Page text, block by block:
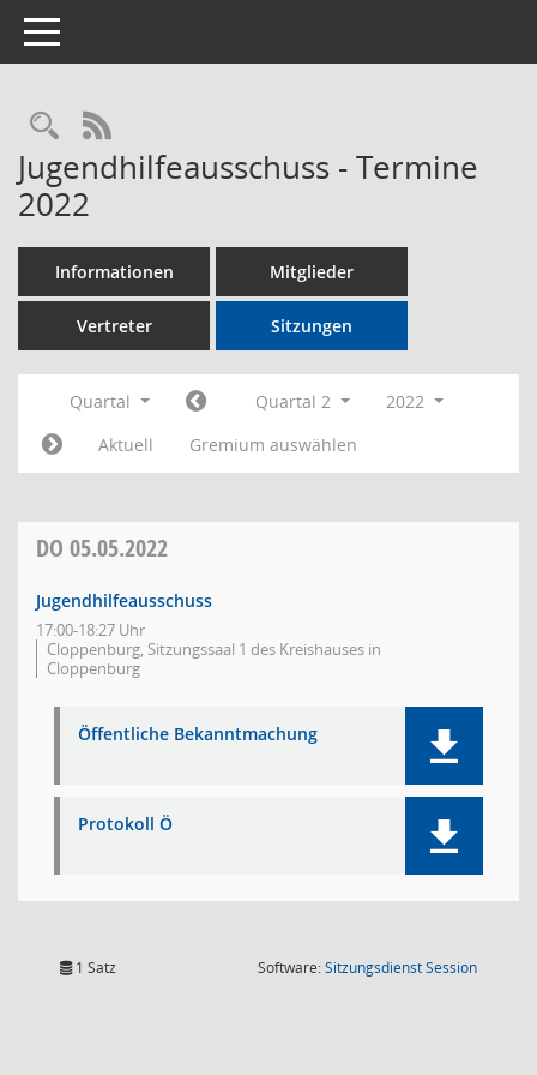
Toggle navigation
Rechercheauswahl
RSS-Feed
Jugendhilfeausschuss - Termine
2022
Informationen Mitglieder
Vertreter Sitzungen
Quartal Quartal 2
2022
Aktuell
Gremium auswählen
DO 05.05.2022
Jugendhilfeausschuss
17:00-18:27 Uhr
Cloppenburg, Sitzungssaal 1 des Kreishauses in
Cloppenburg
Öffentliche Bekanntmachung
Protokoll Ö
1 Satz Software:SitzungsdienstSession(Wird in